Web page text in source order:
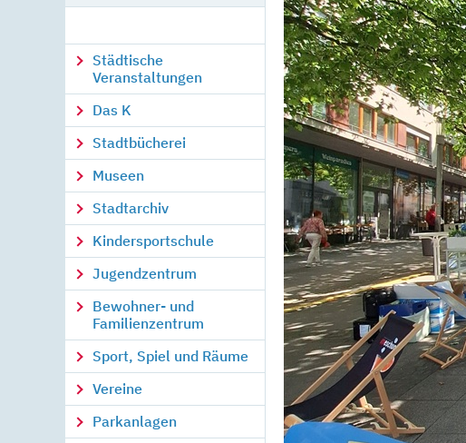
Städtische
Veranstaltungen
Das K
Stadtbücherei
Museen
Stadtarchiv
Kindersportschule
Jugendzentrum
Bewohner- und
Familienzentrum
Sport, Spiel und Räume
Vereine
Parkanlagen